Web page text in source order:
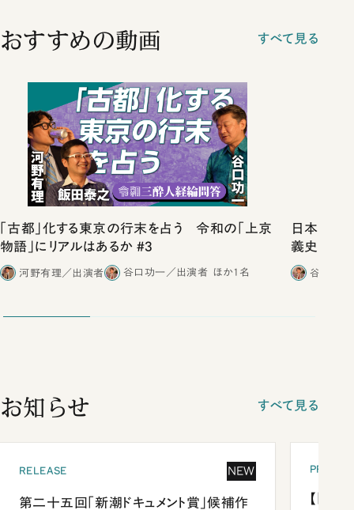
おすすめの動画 すべて見る
「古都」化する東京の行末を占う 令和の「上京
物語」にリアルはあるか #3
河野有理／出演者 谷口功一／出演者 ほか1名
日本史は
義史観を
谷口功
お知らせ すべて見る
RELEASE NEW
第二十五回「新潮ドキュメント賞」候補作
【「新